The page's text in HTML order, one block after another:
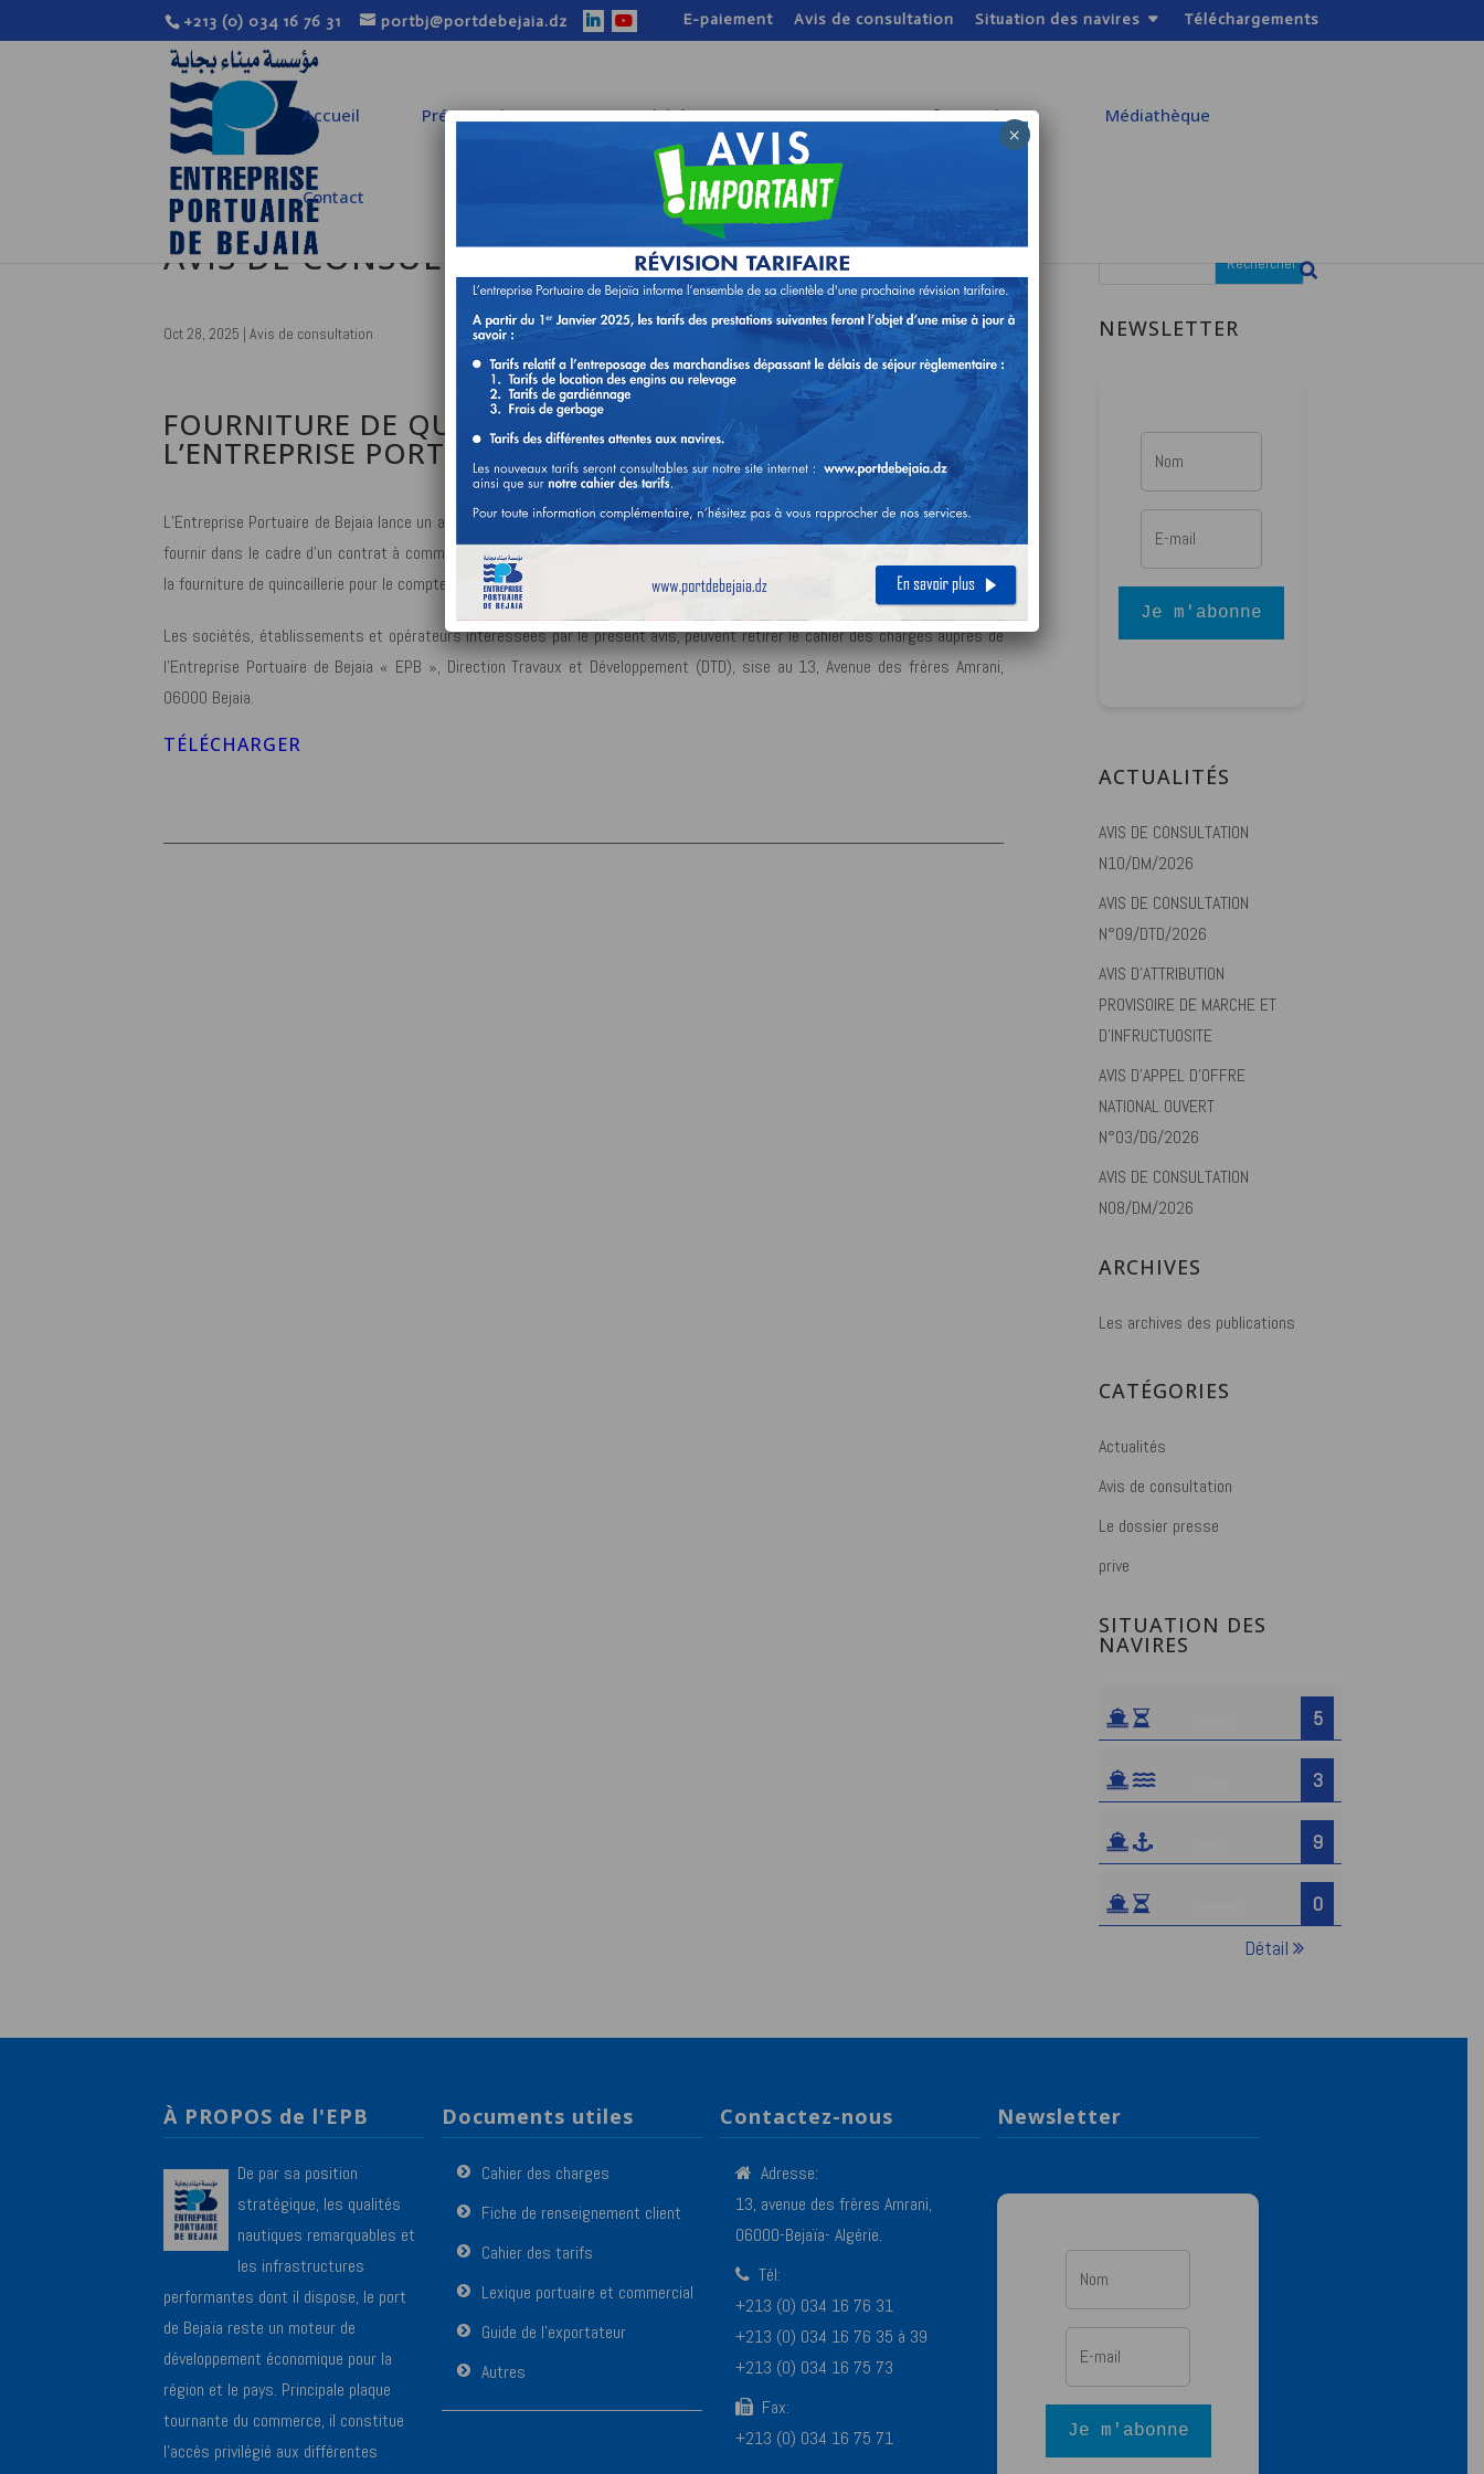
+213 (0) 034 16 76 31 portbj@portdebejaia.dz E-paiement Avis de consultation Situation des navires Téléchargements
Accueil Présentation Nos activités Nos atouts Infos pratiques Médiathèque
Contact
AVIS DE CONSULTATION N°11/DTD/2025
Oct 28, 2025 | Avis de consultation
FOURNITURE DE QUINCAILLERIE POUR LE COMPTE DE
L’ENTREPRISE PORTUAIRE DE BEJAIA.
L’Entreprise Portuaire de Bejaia lance un avis de consultation pour la sélection d’un partenaire cocontractant en mesure de lui
fournir dans le cadre d’un contrat à commandes d’une durée d’une année renouvelable une (01) année par tacite reconduction,
la fourniture de quincaillerie pour le compte de l’entreprise portuaire de Bejaia.
Les sociétés, établissements et opérateurs intéressées par le présent avis, peuvent retirer le cahier des charges auprès de
l’Entreprise Portuaire de Bejaia « EPB », Direction Travaux et Développement (DTD), sise au 13, Avenue des frères Amrani,
06000 Bejaia.
TÉLÉCHARGER
NEWSLETTER
Je m'abonne
ACTUALITÉS
AVIS DE CONSULTATION
N10/DM/2026
AVIS DE CONSULTATION
N°09/DTD/2026
AVIS D’ATTRIBUTION
PROVISOIRE DE MARCHE ET
D’INFRUCTUOSITE
AVIS D’APPEL D’OFFRE
NATIONAL OUVERT
N°03/DG/2026
AVIS DE CONSULTATION
N08/DM/2026
ARCHIVES
Les archives des publications
CATÉGORIES
Actualités
Avis de consultation
Le dossier presse
prive
SITUATION DES
NAVIRES
5
3
9
0
Détail
À PROPOS de l'EPB
De par sa position
stratégique, les qualités
nautiques remarquables et
les infrastructures
performantes dont il dispose, le port
de Bejaïa reste un moteur de
développement économique pour la
région et le pays. Principale plaque
tournante du commerce, il constitue
l’accès privilégié aux différentes
Documents utiles
Cahier des charges
Fiche de renseignement client
Cahier des tarifs
Lexique portuaire et commercial
Guide de l’exportateur
Autres
Contactez-nous
Adresse:
13, avenue des frères Amrani,
06000-Bejaïa- Algérie.
Tél:
+213 (0) 034 16 76 31
+213 (0) 034 16 76 35 à 39
+213 (0) 034 16 75 73
Fax:
+213 (0) 034 16 75 71
Newsletter
Je m'abonne
×